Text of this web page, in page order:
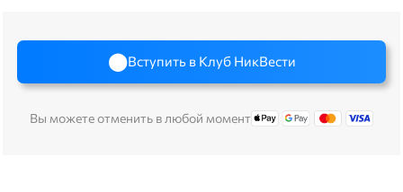
Вступить в Клуб НикВести
Вы можете отменить в любой момент